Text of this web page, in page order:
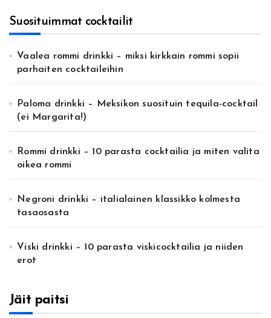
Suosituimmat cocktailit
Vaalea rommi drinkki – miksi kirkkain rommi sopii
parhaiten cocktaileihin
Paloma drinkki – Meksikon suosituin tequila-cocktail
(ei Margarita!)
Rommi drinkki – 10 parasta cocktailia ja miten valita
oikea rommi
Negroni drinkki – italialainen klassikko kolmesta
tasaosasta
Viski drinkki – 10 parasta viskicocktailia ja niiden
erot
Jäit paitsi